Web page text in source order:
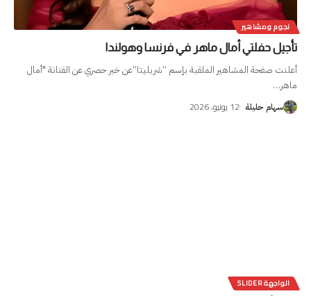
نجوم ومشاهير
تأجيل حفلتي أمال ماهر في فرنسا وهولندا
أعلنت صفحة المشاهير الملقبة بإسم “شربليتا”عن خبر حصري عن الفنانة "أمال
ماهر…
سهام حليلة 12 يونيو، 2026
الواجهة SLIDER